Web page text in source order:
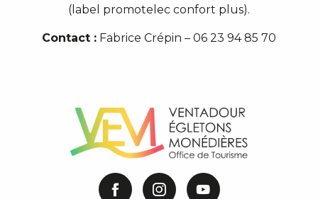
(label promotelec confort plus).
Contact : Fabrice Crépin – 06 23 94 85 70